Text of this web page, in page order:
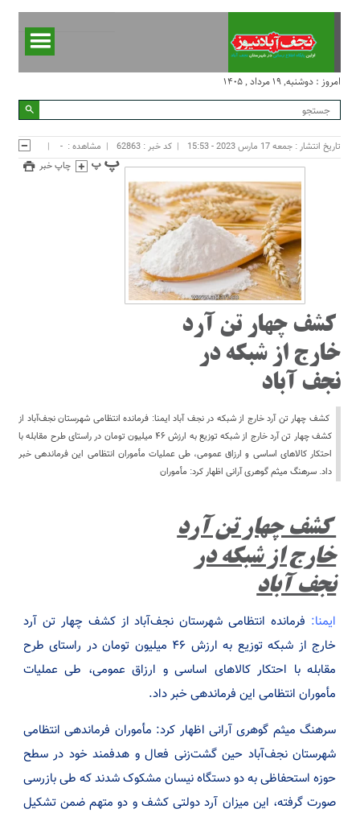
امروز : دوشنبه, ۱۹ مرداد , ۱۴۰۵
تاریخ انتشار : جمعه 17 مارس 2023 - 15:53 کد خبر : 62863 مشاهده : -
چاپ خبر
کشف چهار تن آرد
خارج از شبکه در
نجف آباد
کشف چهار تن آرد خارج از شبکه در نجف آباد ایمنا: فرمانده انتظامی شهرستان نجف‌آباد از
کشف چهار تن آرد خارج از شبکه توزیع به ارزش ۴۶ میلیون تومان در راستای طرح مقابله با
احتکار کالاهای اساسی و ارزاق عمومی، طی عملیات مأموران انتظامی این فرماندهی خبر
داد. سرهنگ میثم گوهری آرانی اظهار کرد: مأموران
کشف چهار تن آرد
خارج از شبکه در
نجف آباد
ایمنا: فرمانده انتظامی شهرستان نجف‌آباد از کشف چهار تن آرد
خارج از شبکه توزیع به ارزش ۴۶ میلیون تومان در راستای طرح
مقابله با احتکار کالاهای اساسی و ارزاق عمومی، طی عملیات
مأموران انتظامی این فرماندهی خبر داد.
سرهنگ میثم گوهری آرانی اظهار کرد: مأموران فرماندهی انتظامی
شهرستان نجف‌آباد حین گشت‌زنی فعال و هدفمند خود در سطح
حوزه استحفاظی به دو دستگاه نیسان مشکوک شدند که طی بازرسی
صورت گرفته، این میزان آرد دولتی کشف و دو متهم ضمن تشکیل